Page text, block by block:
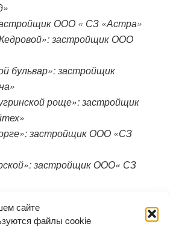
сайте
файлы cookie
ООО « СЗ «Астра»
застройщик ООО
бульвар»: застройщик
роще»: застройщик
застройщик ООО «СЗ
застройщик ООО« СЗ
Ковальчук»: застройщик